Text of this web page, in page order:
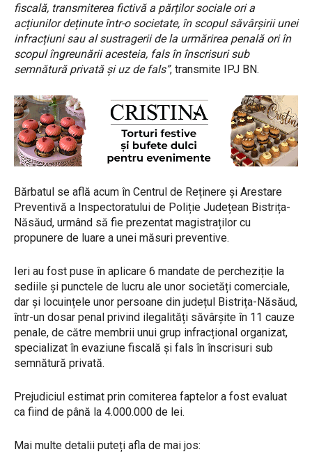
fiscală, transmiterea fictivă a părților sociale ori a
acțiunilor deținute într-o societate, în scopul săvârșirii unei
infracțiuni sau al sustragerii de la urmărirea penală ori în
scopul îngreunării acesteia, fals în înscrisuri sub
semnătură privată și uz de fals”, transmite IPJ BN.
Bărbatul se află acum în Centrul de Reținere și Arestare
Preventivă a Inspectoratului de Poliție Județean Bistrița-
Năsăud, urmând să fie prezentat magistraților cu
propunere de luare a unei măsuri preventive.
Ieri au fost puse în aplicare 6 mandate de percheziție la
sediile și punctele de lucru ale unor societăți comerciale,
dar și locuințele unor persoane din județul Bistrița-Năsăud,
într-un dosar penal privind ilegalități săvârșite în 11 cauze
penale, de către membrii unui grup infracțional organizat,
specializat în evaziune fiscală și fals în înscrisuri sub
semnătură privată.
Prejudiciul estimat prin comiterea faptelor a fost evaluat
ca fiind de până la 4.000.000 de lei.
Mai multe detalii puteți afla de mai jos: